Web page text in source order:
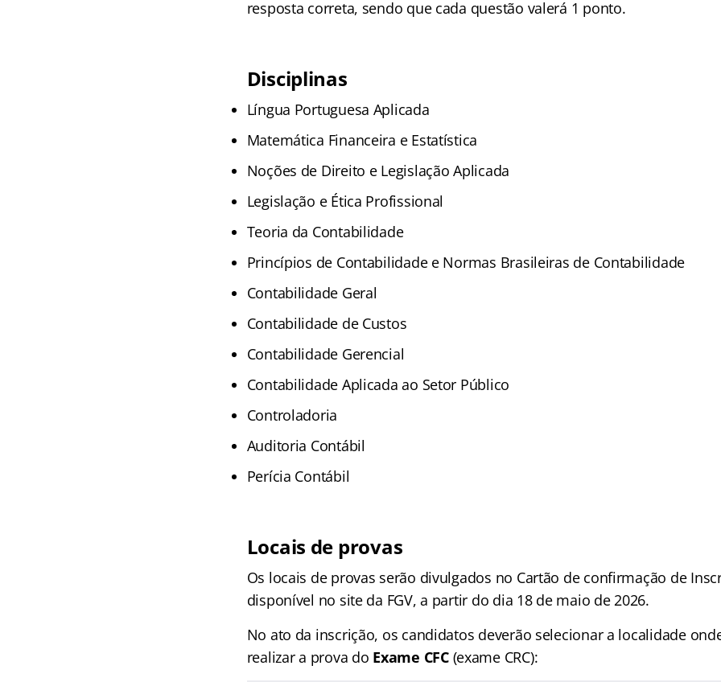
resposta correta, sendo que cada questão valerá 1 ponto.
Disciplinas
Língua Portuguesa Aplicada
Matemática Financeira e Estatística
Noções de Direito e Legislação Aplicada
Legislação e Ética Profissional
Teoria da Contabilidade
Princípios de Contabilidade e Normas Brasileiras de Contabilidade
Contabilidade Geral
Contabilidade de Custos
Contabilidade Gerencial
Contabilidade Aplicada ao Setor Público
Controladoria
Auditoria Contábil
Perícia Contábil
Locais de provas
Os locais de provas serão divulgados no Cartão de confirmação de
disponível no site da FGV, a partir do dia 18 de maio de 2026.
No ato da inscrição, os candidatos deverão selecionar a localidade
realizar a prova do Exame CFC (exame CRC):